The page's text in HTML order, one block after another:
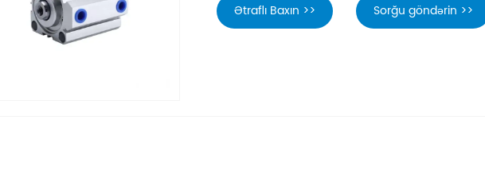
Ətraflı Baxın >> Sorğu göndərin >>